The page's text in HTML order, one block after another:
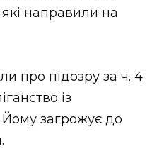
направили на
про підозру за ч. 4
із
Йому загрожує до